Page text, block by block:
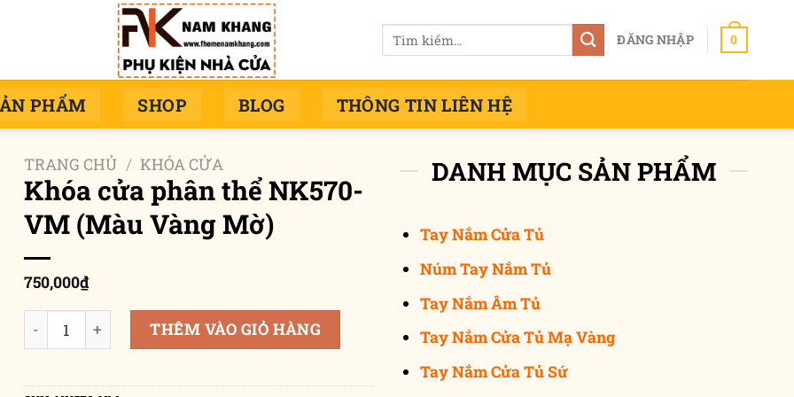
Tìm
kiếm:
ĐĂNG NHẬP 0
PHẨM SHOP BLOG THÔNG TIN LIÊN HỆ
TRANG CHỦ / KHÓA CỬA
Khóa cửa phân thể NK570-
VM (Màu Vàng Mờ)
750,000₫
Khóa cửa phân thể NK570-VM (Màu Vàng Mờ) số lượng
THÊM VÀO GIỎ HÀNG
DANH MỤC SẢN PHẨM
Tay Nắm Cửa Tủ
Núm Tay Nắm Tủ
Tay Nắm Âm Tủ
Tay Nắm Cửa Tủ Mạ Vàng
Tay Nắm Cửa Tủ Sứ